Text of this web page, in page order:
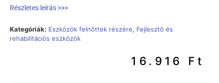
Részletes leírás >>>
Kategóriák: Eszközök felnőttek részére, Fejlesztő és
rehabilitációs eszközök
16.916 Ft